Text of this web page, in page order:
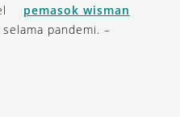
pemasok wisman
pandemi. –